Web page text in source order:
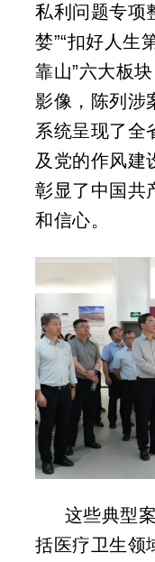
私利问题专项
婪”“扣好人生
靠山”六大板
影像，陈列涉
系统呈现了全
及党的作风建
彰显了中国共
和信心。
这些典型
括医疗卫生领